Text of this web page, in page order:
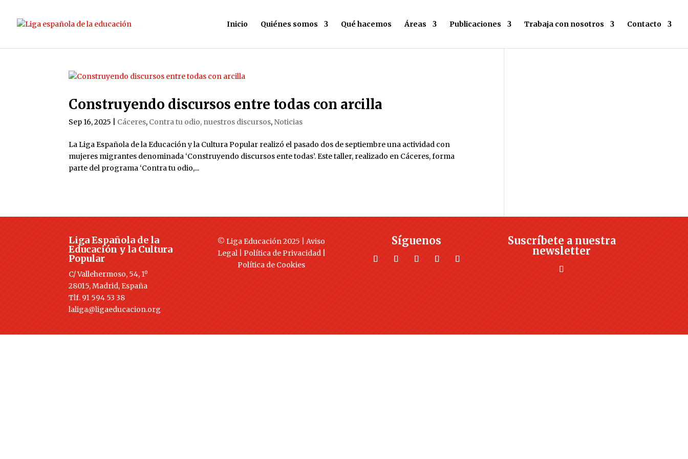
Inicio Quiénes somos Qué hacemos Áreas Publicaciones Trabaja con nosotros Contacto
Construyendo discursos entre todas con arcilla
Sep 16, 2025 Cáceres, Contra tu odio, nuestros discursos, Noticias
La Liga Española de la Educación y la Cultura Popular realizó el pasado dos de septiembre una actividad con
mujeres migrantes denominada ‘Construyendo discursos ente todas’. Este taller, realizado en Cáceres, forma
parte del programa ‘Contra tu odio,...
Liga Española de la
Educación y la Cultura
Popular
C/ Vallehermoso, 54, 1º
28015, Madrid, España
Tlf. 91 594 53 38
laliga@ligaeducacion.org
© Liga Educación 2025 |Aviso
Legal| Política de Privacidad|
Política de Cookies
Síguenos
Suscríbete a nuestra
newsletter